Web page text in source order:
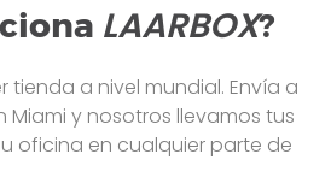
LAARBOX?
tienda a nivel mundial. Envía a
Miami y nosotros llevamos tus
oficina en cualquier parte de